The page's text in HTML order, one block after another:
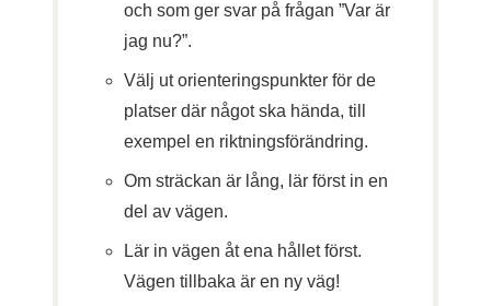
och som ger svar på frågan ”Var är
jag nu?”.
Välj ut orienteringspunkter för de
platser där något ska hända, till
exempel en riktningsförändring.
Om sträckan är lång, lär först in en
del av vägen.
Lär in vägen åt ena hållet först.
Vägen tillbaka är en ny väg!